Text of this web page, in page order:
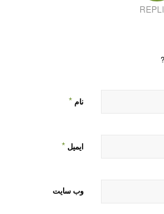
نام *
ایمیل *
وب‌ سایت